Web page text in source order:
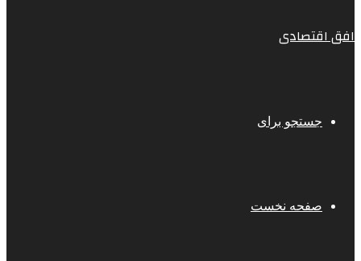
افق اقتصادی
جستجو برای
صفحه نخست